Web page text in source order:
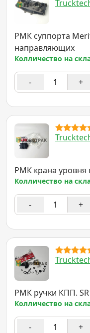
РМК суппорта
направляющих
Колличество на
- +
РМК крана уровня
Колличество на
- +
РМК ручки КПП.
Колличество на
- +